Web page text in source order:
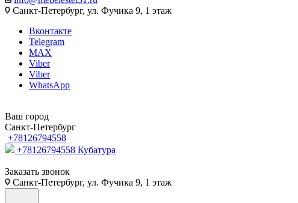
Санкт-Петербург, ул. Фучика 9, 1 этаж
Вконтакте
Telegram
MAX
Viber
Viber
WhatsApp
Ваш город
Санкт-Петербург
+78126794558
+78126794558 Кубатура
Заказать звонок
Санкт-Петербург, ул. Фучика 9, 1 этаж